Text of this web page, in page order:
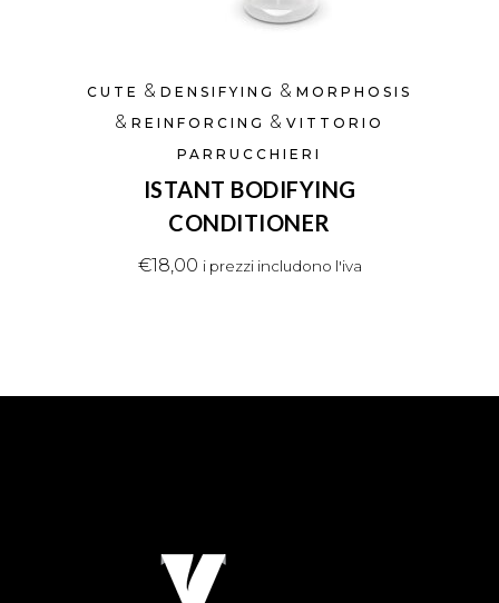
CUTE & DENSIFYING & MORPHOSIS
& REINFORCING & VITTORIO
PARRUCCHIERI
ISTANT BODIFYING
CONDITIONER
€18,00 i prezzi includono l'iva